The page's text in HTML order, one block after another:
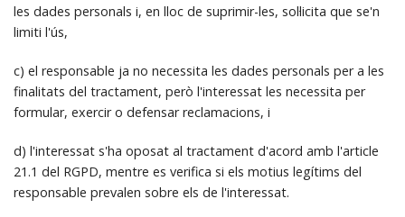
les dades personals i, en lloc de suprimir-les, sol·licita que se'n
limiti l'ús,
c) el responsable ja no necessita les dades personals per a les
finalitats del tractament, però l'interessat les necessita per
formular, exercir o defensar reclamacions, i
d) l'interessat s'ha oposat al tractament d'acord amb l'article
21.1 del RGPD, mentre es verifica si els motius legítims del
responsable prevalen sobre els de l'interessat.